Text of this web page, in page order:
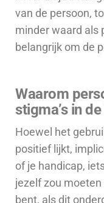
van de persoon,
minder waard als
belangrijk om de
Waarom
stigma’s in
Hoewel het
positief lijkt,
of je handicap,
jezelf zou
bent, als dit